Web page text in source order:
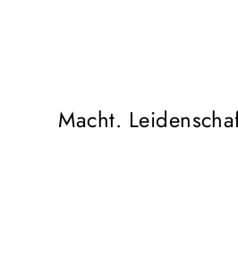
Macht.